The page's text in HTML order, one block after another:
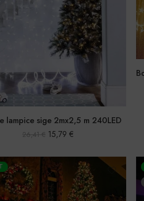
lampice sige 2mx2,5 m 240LED
26,41€ 15,79 €